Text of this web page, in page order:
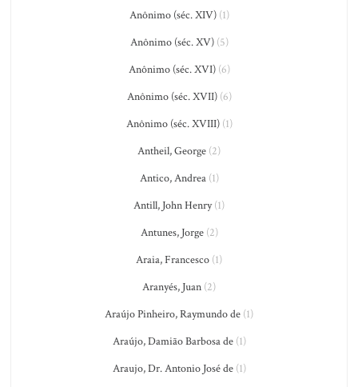
Anônimo (séc. XIV)(1)
Anônimo (séc. XV)(5)
Anônimo (séc. XVI)(6)
Anônimo (séc. XVII)(6)
Anônimo (séc. XVIII)(1)
Antheil, George (2)
Antico, Andrea(1)
Antill, John Henry(1)
Antunes, Jorge(2)
Araia, Francesco (1)
Aranyés, Juan (2)
Araújo Pinheiro, Raymundo de (1)
Araújo, Damião Barbosa de(1)
Araujo, Dr. Antonio José de(1)